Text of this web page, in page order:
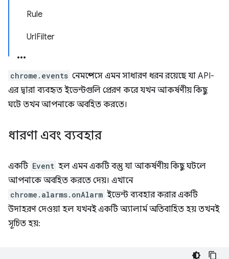
Rule
UrlFilter
chrome.events নেমস্পেসে এমন সাধারণ ধরন রয়েছে যা API-
এর দ্বারা ব্যবহৃত ইভেন্টগুলি প্রেরণ করে যখন আকর্ষণীয় কিছু
ঘটে তখন আপনাকে অবহিত করতে।
ধারণা এবং ব্যবহার
একটি Event হল এমন একটি বস্তু যা আকর্ষণীয় কিছু ঘটলে
আপনাকে অবহিত করতে দেয়। এখানে
chrome.alarms.onAlarm ইভেন্ট ব্যবহার করার একটি
উদাহরণ দেওয়া হল যখনই একটি অ্যালার্ম অতিবাহিত হয় তখনই
সূচিত হয়: